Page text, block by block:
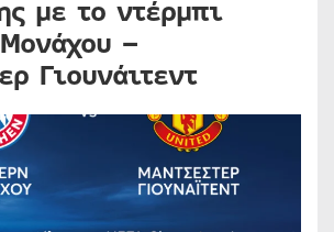
με το ντέρμπι
–
Γιουνάιτεντ